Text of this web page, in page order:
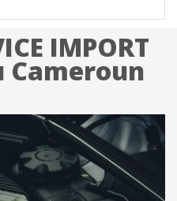
IMPORT
Cameroun